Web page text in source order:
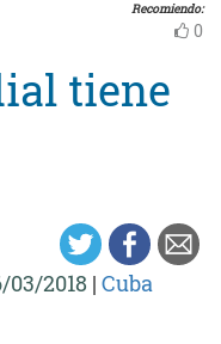
Recomiendo:
0
tiene
03/2018 | Cuba